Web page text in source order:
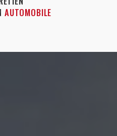
AUTOMOBILE